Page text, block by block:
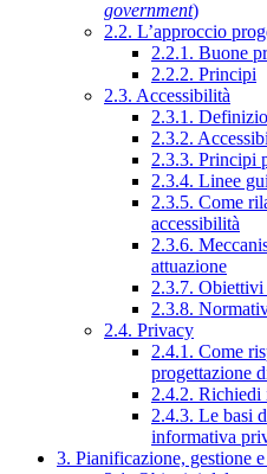
government)
2.2. L’approccio
2.2.1. Buone
2.2.2. Principi
2.3. Accessibilità
2.3.1.
2.3.2.
2.3.3. Principi
2.3.4. Linee
2.3.5. Come
accessibilità
2.3.6.
attuazione
2.3.7. Obiettivi
2.3.8.
2.4. Privacy
2.4.1. Come
progettazione
2.4.2. Richiedi
2.4.3. Le basi
informativa
3. Pianificazione, gestione e